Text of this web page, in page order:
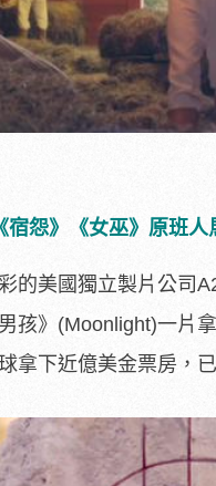
宿怨》《女巫》原班人
的美國獨立製片公司
孩》(Moonlight)一片
拿下近億美金票房，